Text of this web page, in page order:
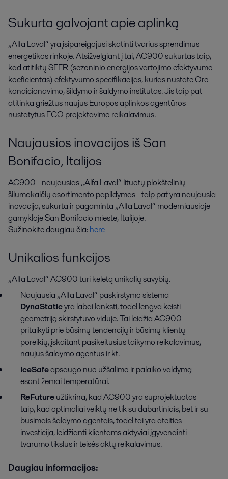
Sukurta galvojant apie aplinką
„Alfa Laval“ yra įsipareigojusi skatinti tvarius sprendimus
energetikos rinkoje. Atsižvelgiant į tai, AC900 sukurtas taip,
kad atitiktų SEER (sezoninio energijos vartojimo efektyvumo
koeficientas) efektyvumo specifikacijas, kurias nustatė Oro
kondicionavimo, šildymo ir šaldymo institutas. Jis taip pat
atitinka griežtus naujus Europos aplinkos agentūros
nustatytus ECO projektavimo reikalavimus.
Naujausios inovacijos iš San
Bonifacio, Italijos
AC900 - naujausias „Alfa Laval“ lituotų plokštelinių
šilumokaičių asortimento papildymas - taip pat yra naujausia
inovacija, sukurta ir pagaminta „Alfa Laval“ moderniausioje
gamykloje San Bonifacio mieste, Italijoje.
Sužinokite daugiau čia:here
Unikalios funkcijos
„Alfa Laval“ AC900 turi keletą unikalių savybių.
Naujausia „Alfa Laval“ paskirstymo sistema
DynaStaticyra labai lanksti, todėl lengva keisti
geometriją skirstytuvo viduje. Tai leidžia AC900
pritaikyti prie būsimų tendencijų ir būsimų klientų
poreikių, įskaitant pasikeitusius taikymo reikalavimus,
naujus šaldymo agentus ir kt.
IceSafeapsaugo nuo užšalimo ir palaiko valdymą
esant žemai temperatūrai.
ReFutureužtikrina, kad AC900 yra suprojektuotas
taip, kad optimaliai veiktų ne tik su dabartiniais, bet ir su
būsimais šaldymo agentais, todėl tai yra ateities
investicija, leidžianti klientams aktyviai įgyvendinti
tvarumo tikslus ir teisės aktų reikalavimus.
Daugiau informacijos: